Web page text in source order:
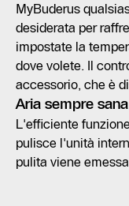
MyBuderus
desiderata per
impostate la
dove volete. Il
accessorio, che è
Aria sempre
L'efficiente
pulisce l'unità
pulita viene